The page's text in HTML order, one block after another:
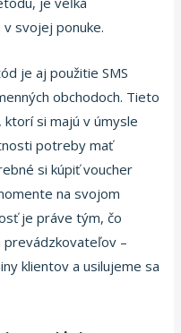
svojej ponuke.
je aj použitie SMS
obchodoch. Tieto
si majú v úmysle
potreby mať
si kúpiť voucher
na svojom
je práve tým, čo
prevádzkovateľov –
klientov a usilujeme sa